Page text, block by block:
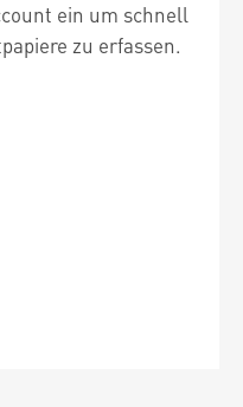
ein um schnell
zu erfassen.